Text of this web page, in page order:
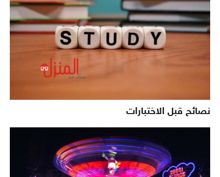
نصائح قبل الاختبارات